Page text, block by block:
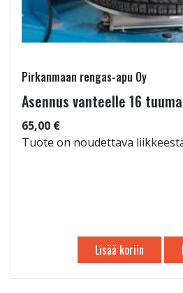
Pirkanmaan rengas-apu Oy
Asennus vanteelle 16
65,00 €
Tuote on noudettava
Lisää koriin